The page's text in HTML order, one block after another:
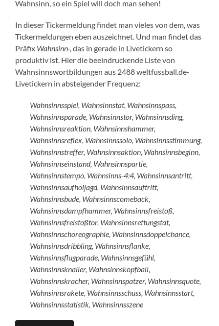
Wahnsinn, so ein Spiel will doch man sehen!
In dieser Tickermeldung findet man vieles von dem, was
Tickermeldungen eben auszeichnet. Und man findet das
Präfix Wahnsinn-,das in gerade in Livetickern so
produktiv ist. Hier die beeindruckende Liste von
Wahnsinnswortbildungen aus 2488 weltfussball.de-
Livetickern in absteigender Frequenz:
Wahnsinnsspiel, Wahnsinnstat, Wahnsinnspass,
Wahnsinnsparade, Wahnsinnstor, Wahnsinnsding,
Wahnsinnsreaktion, Wahnsinnshammer,
Wahnsinnsreflex, Wahnsinnssolo, Wahnsinnsstimmung,
Wahnsinnstreffer, Wahnsinnsaktion, Wahnsinnsbeginn,
Wahnsinnseinstand, Wahnsinnspartie,
Wahnsinnstempo, Wahnsinns-4:4, Wahnsinnsantritt,
Wahnsinnsaufholjagd, Wahnsinnsauftritt,
Wahnsinnsbude, Wahnsinnscomeback,
Wahnsinnsdampfhammer, Wahnsinnsfreistoß,
Wahnsinnsfreistoßtor, Wahnsinnsrettungstat,
Wahnsinnschoreographie, Wahnsinnsdoppelchance,
Wahnsinnsdribbling, Wahnsinnsflanke,
Wahnsinnsflugparade, Wahnsinnsgefühl,
Wahnsinnsknaller, Wahnsinnskopfball,
Wahnsinnskracher, Wahnsinnspatzer, Wahnsinnsquote,
Wahnsinnsrakete, Wahnsinnsschuss, Wahnsinnsstart,
Wahnsinnsstatistik, Wahnsinnsszene